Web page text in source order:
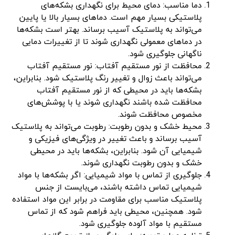
دما مناسب: دمای محیط برای نگهداری بشکه‌های
پلاستیکی بسیار مهم است. دماهای بسیار بالا یا پایین
می‌تواند به پلاستیک آسیب برساند. بهتر است بشکه‌ها
در دماهای معمولی نگهداری شوند تا از تغییرات دمایی
ناگهانی جلوگیری شود.
محافظت از نور مستقیم آفتاب: نور مستقیم آفتاب
می‌تواند باعث زوال و تغییر رنگ پلاستیک شود. بنابراین،
بشکه‌ها باید در محیطی که از نور مستقیم آفتاب
محافظت شده باشند نگهداری شوند یا با پوشش‌های
مخصوص محافظت شوند.
محیط خشک و بدون رطوبت: رطوبت می‌تواند به پلاستیک
آسیب برساند و باعث تغییر در ویژگی‌های فیزیکی و
شیمیایی آن شود. بنابراین، بشکه‌ها باید در محیطی
خشک و بدون رطوبت نگهداری شوند.
جلوگیری از تماس با مواد شیمیایی: اگر بشکه‌ها با مواد
شیمیایی تماس داشته باشند، می‌بایست از جنس
پلاستیک مناسب برای مقاومت در برابر این مواد استفاده
شود. همچنین، محیطی باید فراهم شود که از تماس
مستقیم با مواد آلوده جلوگیری شود.